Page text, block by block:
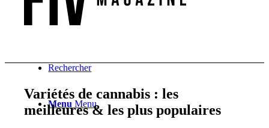
Rechercher
Menu Menu
Variétés de cannabis : les
meilleures & les plus populaires